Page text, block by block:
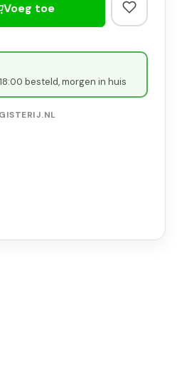
Voeg toe
besteld, morgen in huis